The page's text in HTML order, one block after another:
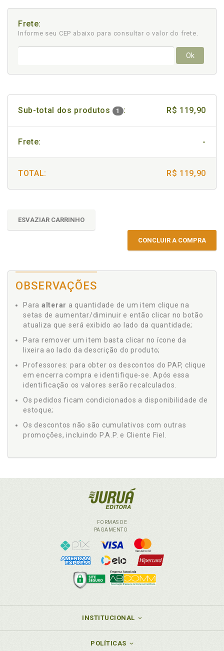
Frete:
Informe seu CEP abaixo para consultar o valor do frete.
Ok
Sub-total dos produtos 1 : R$ 119,90
Frete: -
TOTAL: R$ 119,90
ESVAZIAR CARRINHO
CONCLUIR A COMPRA
OBSERVAÇÕES
Para alterar a quantidade de um item clique na
setas de aumentar/diminuir e então clicar no botão
atualiza que será exibido ao lado da quantidade;
Para remover um item basta clicar no ícone da
lixeira ao lado da descrição do produto;
Professores: para obter os descontos do PAP, clique
em encerra compra e identifique-se. Após essa
identificação os valores serão recalculados.
Os pedidos ficam condicionados a disponibilidade de
estoque;
Os descontos não são cumulativos com outras
promoções, incluindo P.A.P. e Cliente Fiel.
FORMAS DE
PAGAMENTO
INSTITUCIONAL
POLÍTICAS